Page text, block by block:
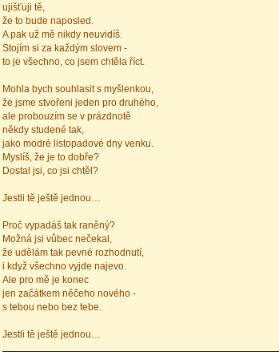
ujišťuji tě,
že to bude naposled.
A pak už mě nikdy neuvidíš.
Stojím si za každým slovem -
to je všechno, co jsem chtěla říct.
Mohla bych souhlasit s myšlenkou,
že jsme stvořeni jeden pro druhého,
ale probouzím se v prázdnotě
někdy studené tak,
jako modré listopadové dny venku.
Myslíš, že je to dobře?
Dostal jsi, co jsi chtěl?
Jestli tě ještě jednou…
Proč vypadáš tak raněný?
Možná jsi vůbec nečekal,
že udělám tak pevné rozhodnutí,
i když všechno vyjde najevo.
Ale pro mě je konec
jen začátkem něčeho nového -
s tebou nebo bez tebe.
Jestli tě ještě jednou…